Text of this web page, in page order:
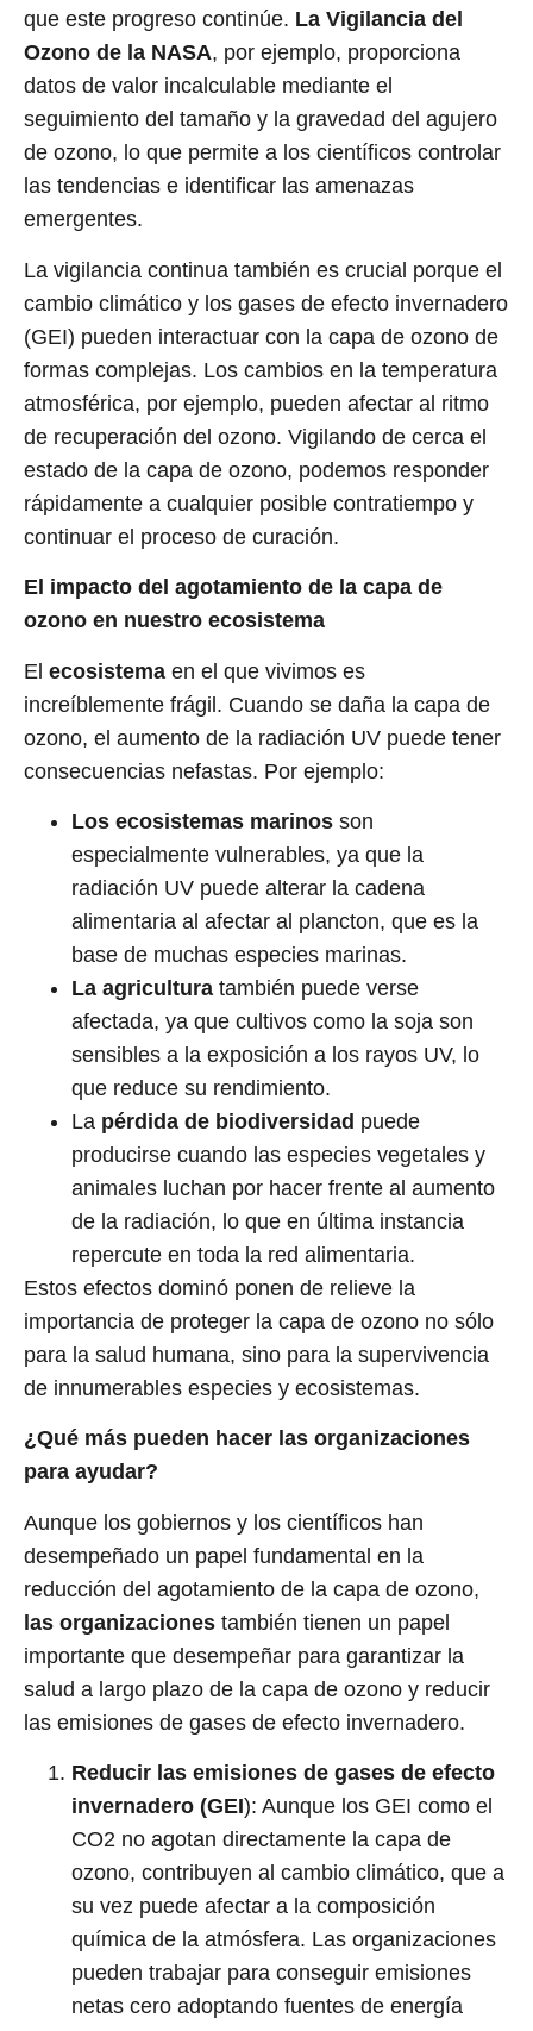
que este progreso continúe. La Vigilancia del
Ozono de la NASA, por ejemplo, proporciona
datos de valor incalculable mediante el
seguimiento del tamaño y la gravedad del agujero
de ozono, lo que permite a los científicos controlar
las tendencias e identificar las amenazas
emergentes.
La vigilancia continua también es crucial porque el
cambio climático y los gases de efecto invernadero
(GEI) pueden interactuar con la capa de ozono de
formas complejas. Los cambios en la temperatura
atmosférica, por ejemplo, pueden afectar al ritmo
de recuperación del ozono. Vigilando de cerca el
estado de la capa de ozono, podemos responder
rápidamente a cualquier posible contratiempo y
continuar el proceso de curación.
El impacto del agotamiento de la capa de
ozono en nuestro ecosistema
El ecosistema en el que vivimos es
increíblemente frágil. Cuando se daña la capa de
ozono, el aumento de la radiación UV puede tener
consecuencias nefastas. Por ejemplo:
Los ecosistemas marinos son
especialmente vulnerables, ya que la
radiación UV puede alterar la cadena
alimentaria al afectar al plancton, que es la
base de muchas especies marinas.
La agricultura también puede verse
afectada, ya que cultivos como la soja son
sensibles a la exposición a los rayos UV, lo
que reduce su rendimiento.
La pérdida de biodiversidad puede
producirse cuando las especies vegetales y
animales luchan por hacer frente al aumento
de la radiación, lo que en última instancia
repercute en toda la red alimentaria.
Estos efectos dominó ponen de relieve la
importancia de proteger la capa de ozono no sólo
para la salud humana, sino para la supervivencia
de innumerables especies y ecosistemas.
¿Qué más pueden hacer las organizaciones
para ayudar?
Aunque los gobiernos y los científicos han
desempeñado un papel fundamental en la
reducción del agotamiento de la capa de ozono,
las organizaciones también tienen un papel
importante que desempeñar para garantizar la
salud a largo plazo de la capa de ozono y reducir
las emisiones de gases de efecto invernadero.
Reducir las emisiones de gases de efecto
invernadero (GEI): Aunque los GEI como el
CO2 no agotan directamente la capa de
ozono, contribuyen al cambio climático, que a
su vez puede afectar a la composición
química de la atmósfera. Las organizaciones
pueden trabajar para conseguir emisiones
netas cero adoptando fuentes de energía